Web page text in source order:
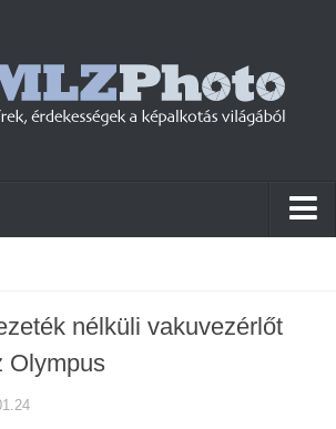
nélküli vakuvezérlőt
Olympus